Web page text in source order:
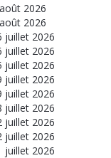
2026
2026
juillet 2026
juillet 2026
juillet 2026
juillet 2026
juillet 2026
juillet 2026
juillet 2026
juillet 2026
juillet 2026